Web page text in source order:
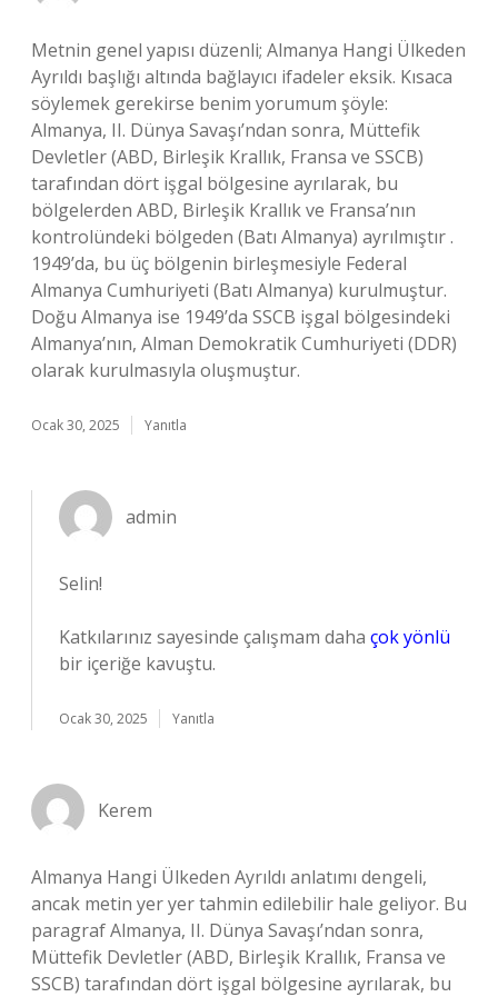
Metnin genel yapısı düzenli; Almanya Hangi Ülkeden
Ayrıldı başlığı altında bağlayıcı ifadeler eksik. Kısaca
söylemek gerekirse benim yorumum şöyle:
Almanya, II. Dünya Savaşı’ndan sonra, Müttefik
Devletler (ABD, Birleşik Krallık, Fransa ve SSCB)
tarafından dört işgal bölgesine ayrılarak, bu
bölgelerden ABD, Birleşik Krallık ve Fransa’nın
kontrolündeki bölgeden (Batı Almanya) ayrılmıştır .
1949’da, bu üç bölgenin birleşmesiyle Federal
Almanya Cumhuriyeti (Batı Almanya) kurulmuştur.
Doğu Almanya ise 1949’da SSCB işgal bölgesindeki
Almanya’nın, Alman Demokratik Cumhuriyeti (DDR)
olarak kurulmasıyla oluşmuştur.
Ocak 30, 2025 Yanıtla
admin
Selin!
Katkılarınız sayesinde çalışmam daha çok yönlü
bir içeriğe kavuştu.
Ocak 30, 2025 Yanıtla
Kerem
Almanya Hangi Ülkeden Ayrıldı anlatımı dengeli,
ancak metin yer yer tahmin edilebilir hale geliyor. Bu
paragraf Almanya, II. Dünya Savaşı’ndan sonra,
Müttefik Devletler (ABD, Birleşik Krallık, Fransa ve
SSCB) tarafından dört işgal bölgesine ayrılarak, bu